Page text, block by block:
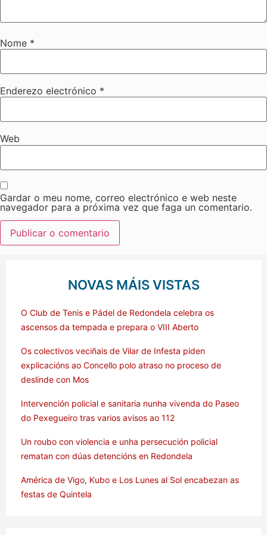
Nome *
Enderezo electrónico *
Web
Gardar o meu nome, correo electrónico e web neste
navegador para a próxima vez que faga un comentario.
NOVAS MÁIS VISTAS
O Club de Tenis e Pádel de Redondela celebra os
ascensos da tempada e prepara o VIII Aberto
Os colectivos veciñais de Vilar de Infesta piden
explicacións ao Concello polo atraso no proceso de
deslinde con Mos
Intervención policial e sanitaria nunha vivenda do Paseo
do Pexegueiro tras varios avisos ao 112
Un roubo con violencia e unha persecución policial
rematan con dúas detencións en Redondela
América de Vigo, Kubo e Los Lunes al Sol encabezan as
festas de Quintela